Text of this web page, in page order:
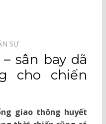
SỰ⠀
sân bay dã
cho chiến
giao thông huyết